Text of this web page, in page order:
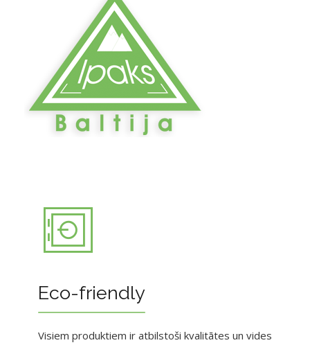
Eco-friendly
Visiem produktiem ir atbilstoši kvalitātes un vides